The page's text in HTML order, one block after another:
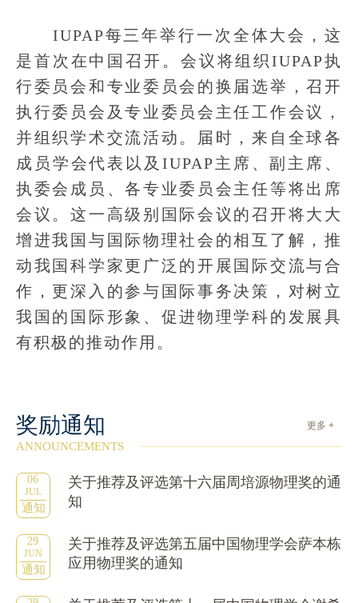
IUPAP每三年举行一次全体大会，这
是首次在中国召开。会议将组织IUPAP执
行委员会和专业委员会的换届选举，召开
执行委员会及专业委员会主任工作会议，
并组织学术交流活动。届时，来自全球各
成员学会代表以及IUPAP主席、副主席、
执委会成员、各专业委员会主任等将出席
会议。这一高级别国际会议的召开将大大
增进我国与国际物理社会的相互了解，推
动我国科学家更广泛的开展国际交流与合
作，更深入的参与国际事务决策，对树立
我国的国际形象、促进物理学科的发展具
有积极的推动作用。
奖励通知 更多 +
ANNOUNCEMENTS
06
JUL
通知
关于推荐及评选第十六届周培源物理奖的通
知
29
JUN
通知
关于推荐及评选第五届中国物理学会萨本栋
应用物理奖的通知